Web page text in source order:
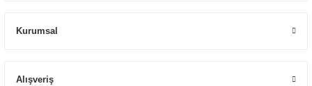
Kurumsal
Alışveriş